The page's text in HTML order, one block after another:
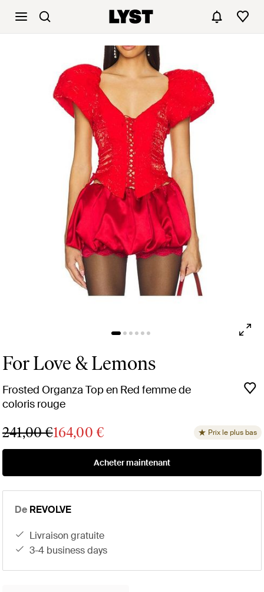
For Love & Lemons
Frosted Organza Top en Red femme de
coloris rouge
241,00 €164,00 € Prix le plus bas
Acheter maintenant
De REVOLVE
livraison gratuite
3-4 business days